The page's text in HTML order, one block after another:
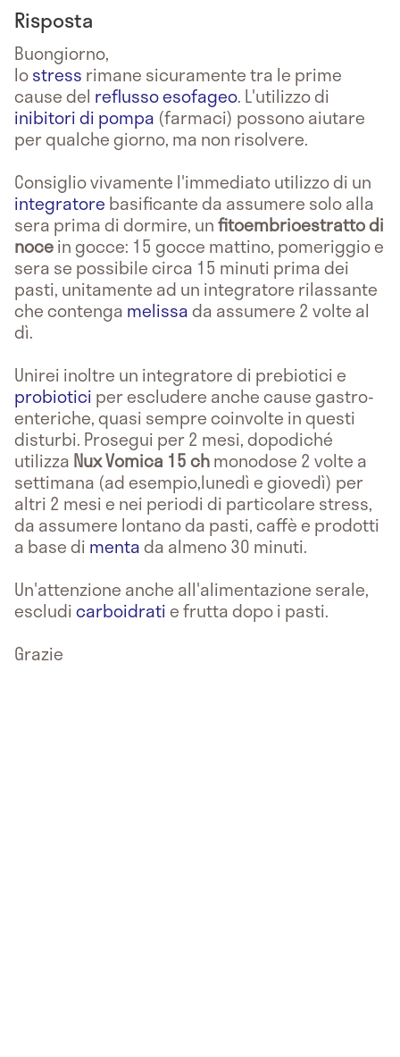
Risposta
Buongiorno,
lostress rimane sicuramente tra le prime
cause del reflusso esofageo. L'utilizzo di
inibitori di pompa (farmaci) possono aiutare
per qualche giorno, ma non risolvere.
Consiglio vivamente l'immediato utilizzo di un
integratore basificante da assumere solo alla
sera prima di dormire, unfitoembrioestrattodi
nocein gocce: 15 gocce mattino, pomeriggio e
sera se possibile circa 15 minuti prima dei
pasti, unitamente ad un integratore rilassante
che contenga melissada assumere 2 volte al
dì.
Unirei inoltre un integratore di prebiotici e
probiotici per escludere anche cause gastro-
enteriche, quasi sempre coinvolte in questi
disturbi. Prosegui per 2 mesi, dopodiché
utilizza Nux Vomica 15 chmonodose 2 volte a
settimana (ad esempio,lunedì e giovedì) per
altri 2 mesi e nei periodi di particolare stress,
da assumere lontano da pasti, caffè e prodotti
a base di mentada almeno 30 minuti.
Un'attenzione anche all'alimentazione serale,
escludicarboidratie frutta dopo i pasti.
Grazie